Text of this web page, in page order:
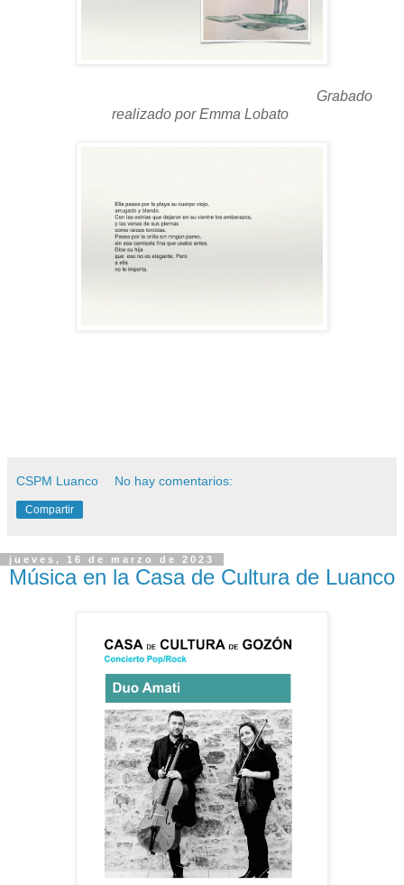
Grabado
realizado por Emma Lobato
CSPM Luanco No hay comentarios:
Compartir
jueves, 16 de marzo de 2023
Música en la Casa de Cultura de Luanco